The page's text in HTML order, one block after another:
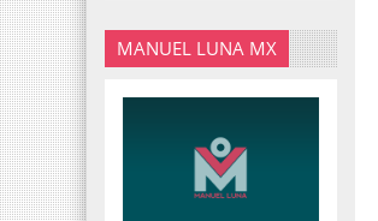
MANUEL LUNA MX